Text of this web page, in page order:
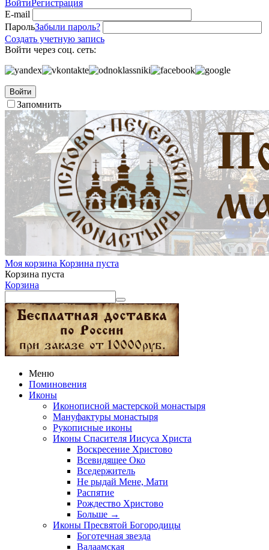
ВойтиРегистрация
E-mail
ПарольЗабыли пароль?
Создать учетную запись
Войти через соц. сеть:
Войти
Запомнить
Моя корзина Корзина пуста
Корзина пуста
Корзина
Меню
Поминовения
Иконы
Иконописной мастерской монастыря
Мануфактуры монастыря
Рукописные иконы
Иконы Спасителя Иисуса Христа
Воскресение Христово
Всевидящее Око
Вседержитель
Не рыдай Мене, Мати
Распятие
Рождество Христово
Больше →
Иконы Пресвятой Богородицы
Боготечная звезда
Валаамская